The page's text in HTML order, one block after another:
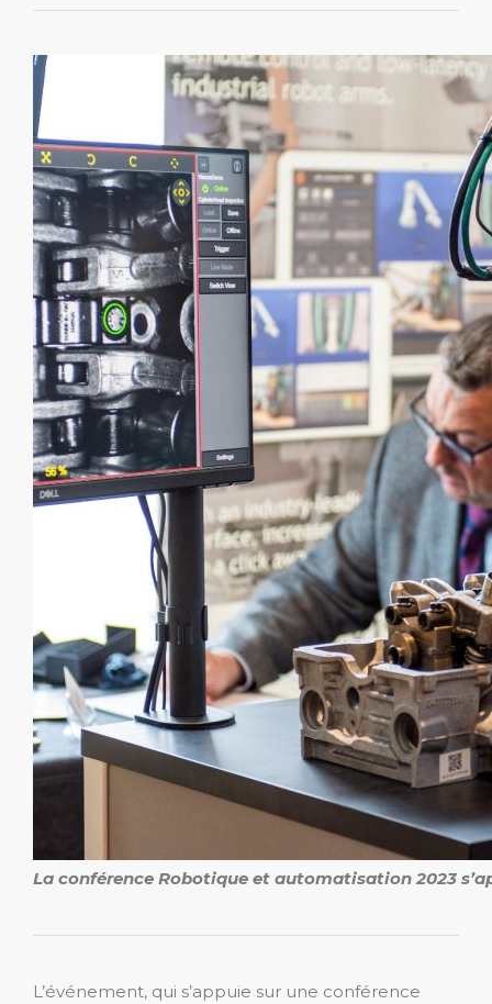
La conférence Robotique et automatisation 2023
L’événement, qui s’appuie sur une conférence